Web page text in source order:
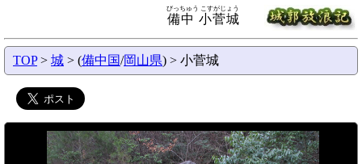
備中 小菅城
びっちゅう こすがじょう
TOP> 城 > (備中国/岡山県) > 小菅城